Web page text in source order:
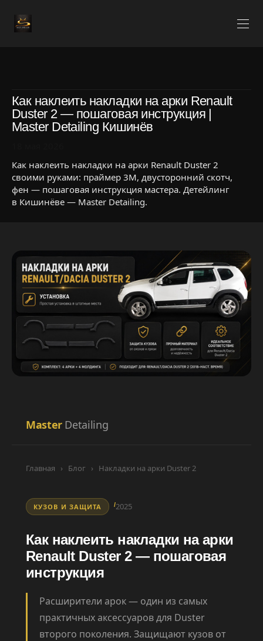
Как наклеить накладки на арки Renault
Duster 2 — пошаговая инструкция |
Master Detailing Кишинёв
Как наклеить накладки на арки Renault Duster 2
своими руками: праймер 3M, двусторонний скотч,
фен — пошаговая инструкция мастера. Детейлинг
в Кишинёве — Master Detailing.
MasterDetailing
Главная › Блог › Накладки на арки Duster 2
КУЗОВ И ЗАЩИТА 2025
Как наклеить накладки на арки
Renault Duster 2 — пошаговая
инструкция
Расширители арок — один из самых
практичных аксессуаров для Duster
второго поколения. Защищают кузов от